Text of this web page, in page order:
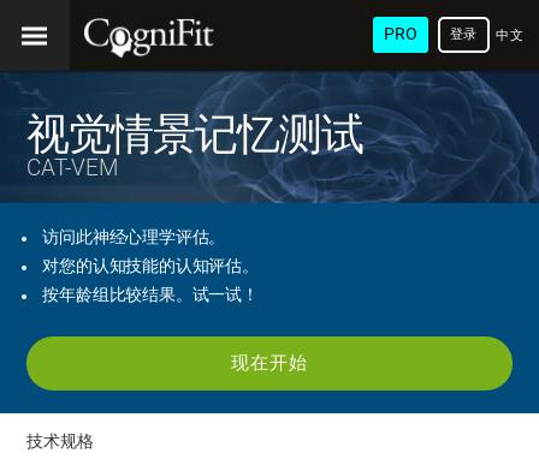
PRO 中文
体)
登录
视觉情景记忆测试
CAT-VEM
访问此神经心理学评估。
对您的认知技能的认知评估。
按年龄组比较结果。试一试！
现在开始
技术规格